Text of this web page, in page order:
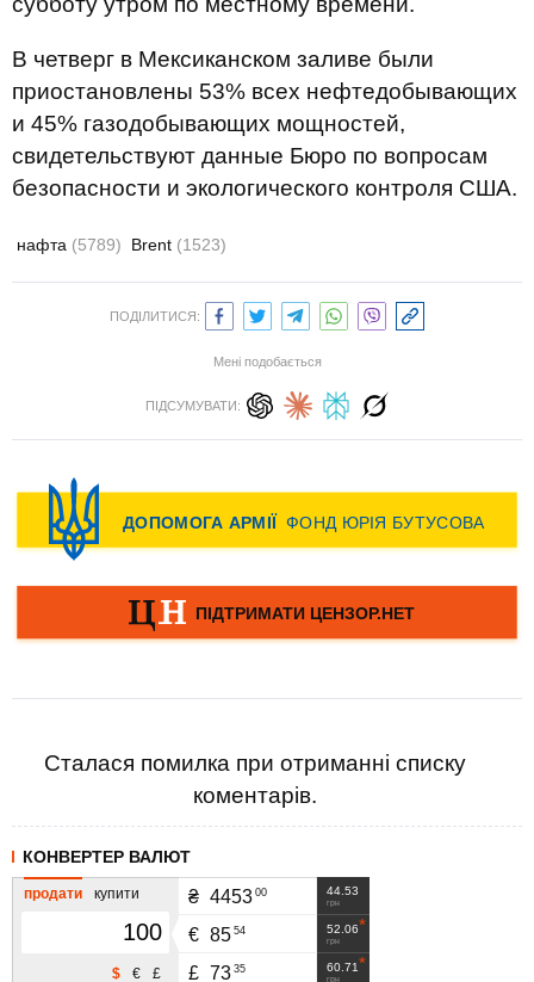
В четверг в Мексиканском заливе были
приостановлены 53% всех нефтедобывающих
и 45% газодобывающих мощностей,
свидетельствуют данные Бюро по вопросам
безопасности и экологического контроля США.
нафта (5789) Brent (1523)
ПОДІЛИТИСЯ:
Мені подобається
ПІДСУМУВАТИ:
Сталася помилка при отриманні списку
коментарів.
КОНВЕРТЕР ВАЛЮТ
продати купити
£
€
$
44.53
грн
₴ 4453 00
52.06
грн
€ 85 54
60.71
грн
£ 73 35